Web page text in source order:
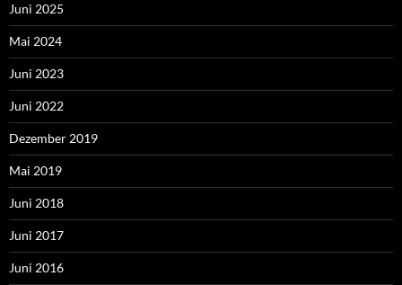
Juni 2025
Mai 2024
Juni 2023
Juni 2022
Dezember 2019
Mai 2019
Juni 2018
Juni 2017
Juni 2016